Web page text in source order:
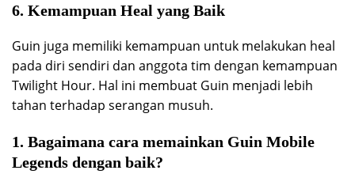
6. Kemampuan Heal yang Baik
Guin juga memiliki kemampuan untuk melakukan heal
pada diri sendiri dan anggota tim dengan kemampuan
Twilight Hour. Hal ini membuat Guin menjadi lebih
tahan terhadap serangan musuh.
1. Bagaimana cara memainkan Guin Mobile
Legends dengan baik?